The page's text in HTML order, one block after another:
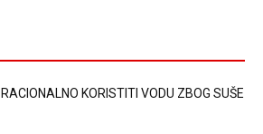
RACIONALNO KORISTITI VODU ZBOG SUŠE